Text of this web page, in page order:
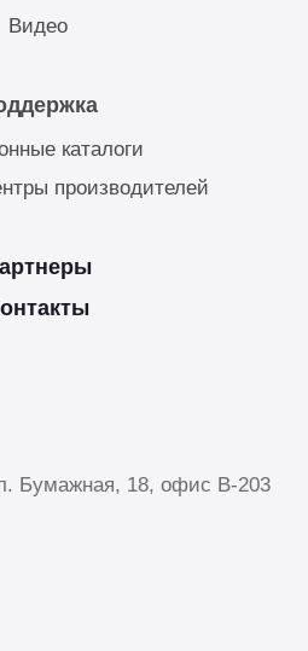
Видео
каталоги
производителей
Бумажная, 18, офис B-203